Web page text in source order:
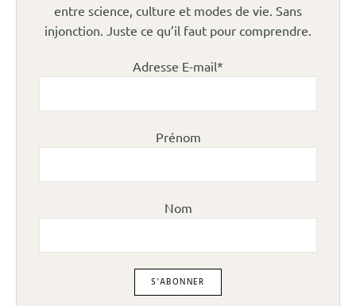
entre science, culture et modes de vie. Sans
injonction. Juste ce qu’il faut pour comprendre.
Adresse E-mail*
Prénom
Nom